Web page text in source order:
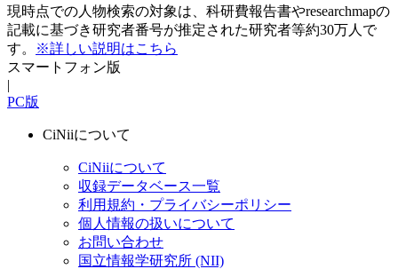
現時点での人物検索の対象は、科研費報告書やresearchmapの
記載に基づき研究者番号が推定された研究者等約30万人で
す。
※詳しい説明はこちら
スマートフォン版
|
PC版
CiNiiについて
CiNiiについて
収録データベース一覧
利用規約・プライバシーポリシー
個人情報の扱いについて
お問い合わせ
国立情報学研究所 (NII)